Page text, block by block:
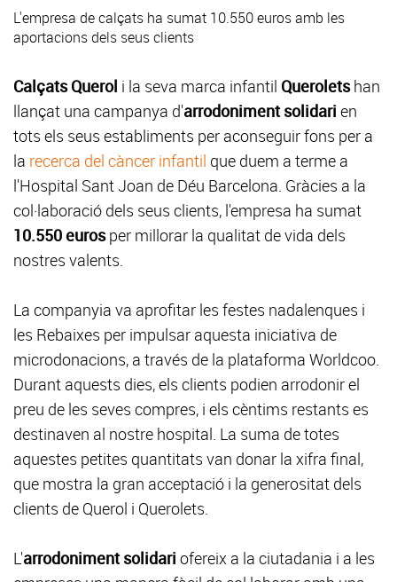
L'empresa de calçats ha sumat 10.550 euros amb les
aportacions dels seus clients
Calçats Querol i la seva marca infantil Queroletshan
llançat una campanya d'arrodoniment solidari en
tots els seus establiments per aconseguir fons per a
la recerca del càncer infantil que duem a terme a
l'Hospital Sant Joan de Déu Barcelona. Gràcies a la
col·laboració dels seus clients, l'empresa ha sumat
10.550 eurosper millorar la qualitat de vida dels
nostres valents.
La companyia va aprofitar les festes nadalenques i
les Rebaixes per impulsar aquesta iniciativa de
microdonacions, a través de la plataforma Worldcoo.
Durant aquests dies, els clients podien arrodonir el
preu de les seves compres, i els cèntims restants es
destinaven al nostre hospital. La suma de totes
aquestes petites quantitats van donar la xifra final,
que mostra la gran acceptació i la generositat dels
clients de Querol i Querolets.
L'arrodoniment solidari ofereix a la ciutadania i a les